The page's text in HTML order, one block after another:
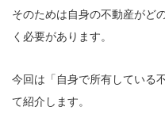
そのためは自身の不動産がど
く必要があります。
今回は「自身で所有している
て紹介します。